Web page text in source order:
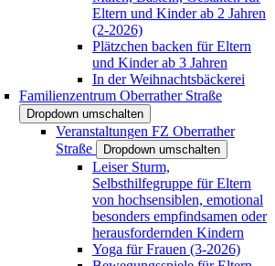
Eltern und Kinder ab 2 Jahren
(2-2026)
Plätzchen backen für Eltern
und Kinder ab 3 Jahren
In der Weihnachtsbäckerei
Familienzentrum Oberrather Straße
Dropdown umschalten
Veranstaltungen FZ Oberrather
Straße
Dropdown umschalten
Leiser Sturm,
Selbsthilfegruppe für Eltern
von hochsensiblen, emotional
besonders empfindsamen oder
herausfordernden Kindern
Yoga für Frauen (3-2026)